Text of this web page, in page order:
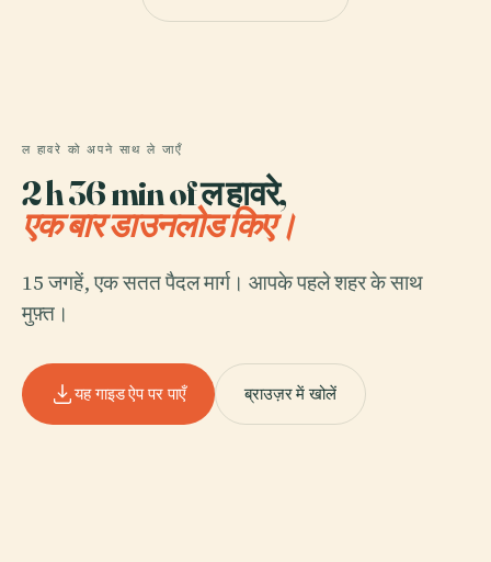
ल हावरे को अपने साथ ले जाएँ
2 h 36 min of ल हावरे,
एक बार डाउनलोड किए।
15 जगहें, एक सतत पैदल मार्ग। आपके पहले शहर के साथ
मुफ़्त।
यह गाइड ऐप पर पाएँ ब्राउज़र में खोलें